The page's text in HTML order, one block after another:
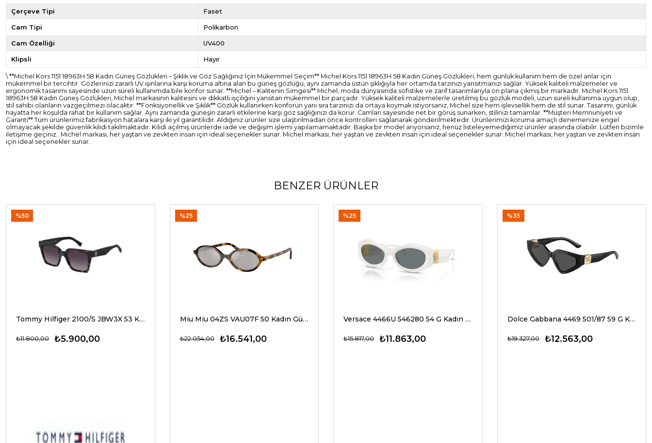
Çerçeve Tipi Faset
Cam Tipi Polikarbon
Cam Özelliği UV400
Klipsli Hayır
\ **Michel Kors 1151 18963H 58 Kadın Güneş Gözlükleri – Şıklık ve Göz Sağlığınız İçin Mükemmel Seçim** Michel Kors 1151 18963H 58 Kadın Güneş Gözlükleri, hem günlük kullanım hem de özel anlar için
mükemmel bir tercihtir. Gözlerinizi zararlı UV ışınlarına karşı koruma altına alan bu güneş gözlüğü, aynı zamanda üstün şıklığıyla her ortamda tarzınızı yansıtmanızı sağlar. Yüksek kaliteli malzemeler ve
ergonomik tasarımı sayesinde uzun süreli kullanımda bile konfor sunar. **Michel – Kalitenin Simgesi** Michel, moda dünyasında sofistike ve zarif tasarımlarıyla ön plana çıkmış bir markadır. Michel Kors 1151
18963H 58 Kadın Güneş Gözlükleri, Michel markasının kalitesini ve dikkatli işçiliğini yansıtan mükemmel bir parçadır. Yüksek kaliteli malzemelerle üretilmiş bu gözlük modeli, uzun süreli kullanıma uygun olup,
stil sahibi olanların vazgeçilmezi olacaktır. **Fonksiyonellik ve Şıklık** Gözlük kullanırken konforun yanı sıra tarzınızı da ortaya koymak istiyorsanız, Michel size hem işlevsellik hem de stil sunar. Tasarımı, günlük
hayatta her koşulda rahat bir kullanım sağlar. Aynı zamanda güneşin zararlı etkilerine karşı göz sağlığınızı da korur. Camları sayesinde net bir görüş sunarken, stilinizi tamamlar. **Müşteri Memnuniyeti ve
Garanti** Tüm ürünlerimiz fabrikasyon hatalara karşı iki yıl garantilidir. Aldığınız ürünler size ulaştırılmadan önce kontrolleri sağlanarak gönderilmektedir. Ürünlerimizi koruma amaçlı denemenize engel
olmayacak şekilde güvenlik kilidi takılmaktadır. Kilidi açılmış ürünlerde iade ve değişim işlemi yapılamamaktadır. Başka bir model arıyorsanız, henüz listeleyemediğimiz ürünler arasında olabilir. Lütfen bizimle
iletişime geçiniz.. Michel markası, her yaştan ve zevkten insan için ideal seçenekler sunar. Michel markası, her yaştan ve zevkten insan için ideal seçenekler sunar. Michel markası, her yaştan ve zevkten insan
için ideal seçenekler sunar.
BENZER ÜRÜNLER
Tommy Hilfiger 2100/S JBW3X 53 Kadın Güneş Gözlükleri
₺5.900,00
₺11.800,00
%50
Miu Miu 04ZS VAU07F 50 Kadın Güneş Gözlükleri
₺16.541,00
₺22.054,00
%25
Versace 4466U 546280 54 G Kadın Güneş Gözlükleri
₺11.863,00
₺15.817,00
%25
Dolce Gabbana 4469 501/87 59 G Kadın Güneş Gözlükleri
₺12.563,00
₺19.327,00
%35